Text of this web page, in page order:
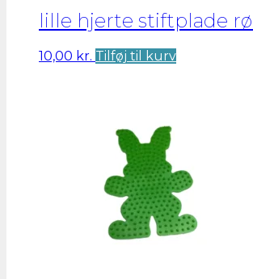
lille hjerte stiftplade
10,00 kr. Tilføj til kurv